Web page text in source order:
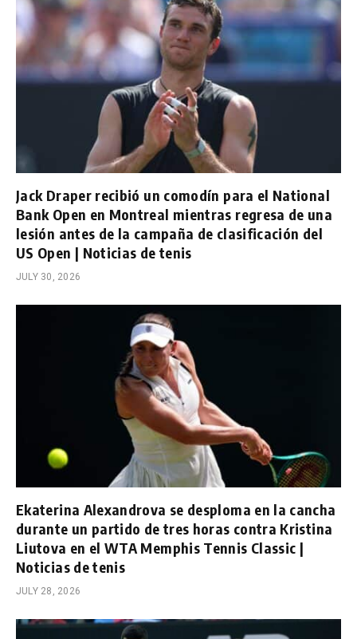
Jack Draper recibió un comodín para el National
Bank Open en Montreal mientras regresa de una
lesión antes de la campaña de clasificación del
US Open | Noticias de tenis
JULY 30, 2026
Ekaterina Alexandrova se desploma en la cancha
durante un partido de tres horas contra Kristina
Liutova en el WTA Memphis Tennis Classic |
Noticias de tenis
JULY 28, 2026